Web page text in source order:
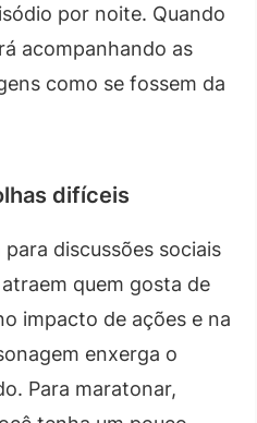
por noite. Quando
acompanhando as
como se fossem da
difíceis
discussões sociais
quem gosta de
impacto de ações e na
enxerga o
Para maratonar,